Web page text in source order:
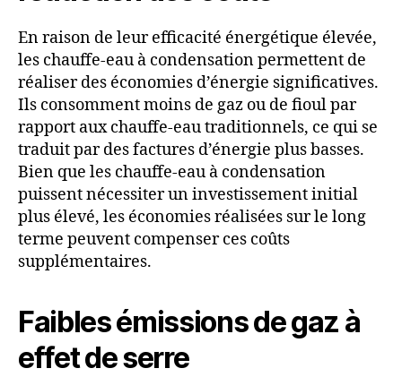
En raison de leur efficacité énergétique élevée,
les chauffe-eau à condensation permettent de
réaliser des économies d’énergie significatives.
Ils consomment moins de gaz ou de fioul par
rapport aux chauffe-eau traditionnels, ce qui se
traduit par des factures d’énergie plus basses.
Bien que les chauffe-eau à condensation
puissent nécessiter un investissement initial
plus élevé, les économies réalisées sur le long
terme peuvent compenser ces coûts
supplémentaires.
Faibles émissions de gaz à
effet de serre